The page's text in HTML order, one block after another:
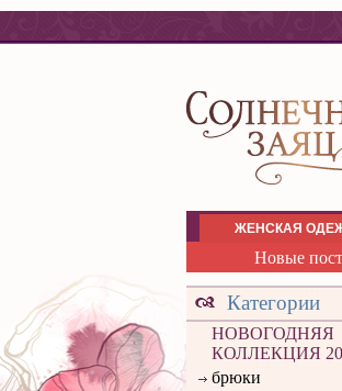
ЖЕНСКАЯ
Новые
Категории
НОВОГОДНЯЯ
КОЛЛЕКЦИЯ
брюки